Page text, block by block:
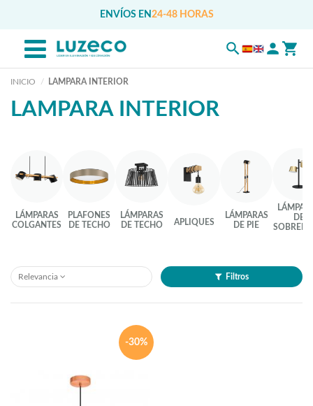
ENVÍOS EN 24-48 HORAS
INICIO LAMPARA INTERIOR
LAMPARA INTERIOR
LÁMPARAS
COLGANTES
PLAFONES
DE TECHO
LÁMPARAS
DE TECHO
APLIQUES
LÁMPARAS
DE PIE
DE
Relevancia Filtros
-30%